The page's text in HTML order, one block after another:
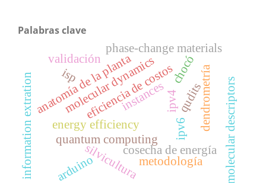
Palabras clave
cosecha de energía
ipv6
ipv4
energy efficiency molecular descriptors
molecular dynamics
phase-change materials
eficiencia de costos
quantum computing
qudits
anatomía de la planta dendrometría
silvicultura
information extration instances
isp chocó
metodología
validación
arduino